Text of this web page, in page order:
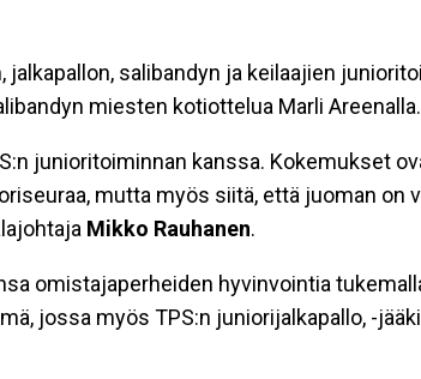
salibandyn ja keilaajien
miesten kotiottelua Marli Areenalla.
junioritoiminnan kanssa. Kokemukset
mutta myös siitä, että juoman on
Mikko Rauhanen.
omistajaperheiden hyvinvointia
jossa myös TPS:n juniorijalkapallo, -